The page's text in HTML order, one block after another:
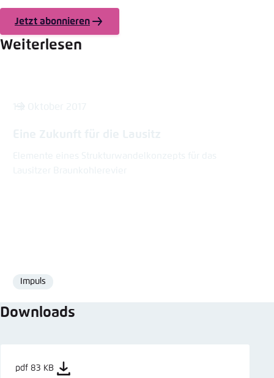
Jetzt abonnieren
Weiterlesen
Format
Impuls
Downloads
pdf 83 KB